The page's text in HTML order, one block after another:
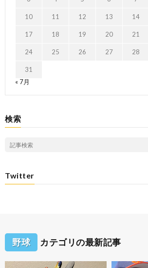
10 11 12 13 14
17 18 19 20 21
24 25 26 27 28
31
« 7月
検索
Twitter
野球 カテゴリの最新記事